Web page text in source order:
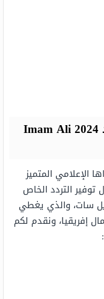
Imam Ali
الإعلامي المتميز
توفير التردد الخاص
سات، والذي يغطي
إفريقيا، ونقدم لكم